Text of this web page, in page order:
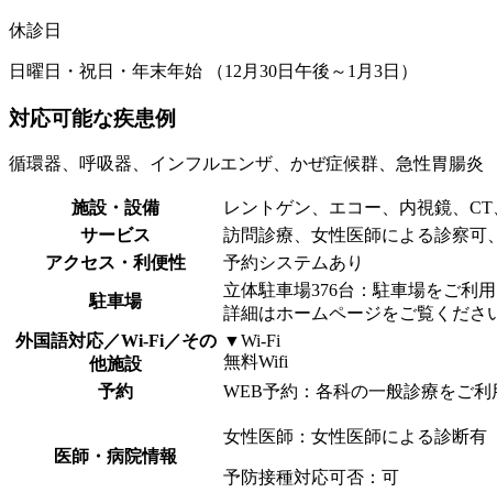
休診日
日曜日・祝日・年末年始 （12月30日午後～1月3日）
対応可能な疾患例
循環器、呼吸器、インフルエンザ、かぜ症候群、急性胃腸炎
施設・設備
レントゲン、エコー、内視鏡、
サービス
訪問診療、女性医師による診察可
アクセス・利便性
予約システムあり
駐車場
立体駐車場376台：駐車場をご利
詳細はホームページをご覧くださ
外国語対応／Wi-Fi／その
他施設
▼Wi-Fi
無料Wifi
予約
WEB予約：各科の一般診療をご
医師・病院情報
女性医師：女性医師による診断有
予防接種対応可否：可